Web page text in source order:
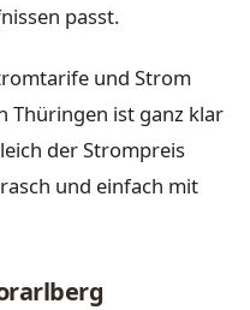
passt.
und Strom
Thüringen ist ganz klar
der Strompreis
und einfach mit